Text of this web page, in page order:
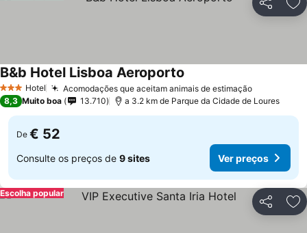
Partilhar
3 EstrelasHotel Acomodações que aceitam animais de estimação
B&b Hotel Lisboa Aeroporto
8,3 Muito boa 13.710 a 3.2 km de Parque da Cidade de Loures
De € 52
Consulte os preços de 9 sites Ver preços
Partilhar
Escolha popular